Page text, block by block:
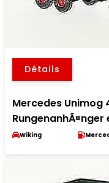
Détails
Mercedes Unimog
RungenanhÃ¤nger
Wiking